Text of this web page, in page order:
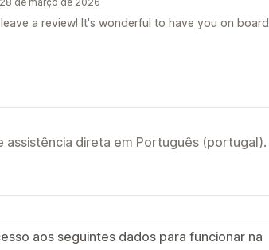
a review! It's wonderful to have you on board
direta em Português (portugal).
aos seguintes dados para funcionar na